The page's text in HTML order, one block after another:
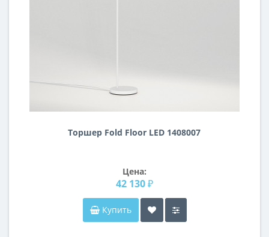
Торшер Fold Floor LED 1408007
Цена:
42 130 ₽
Купить